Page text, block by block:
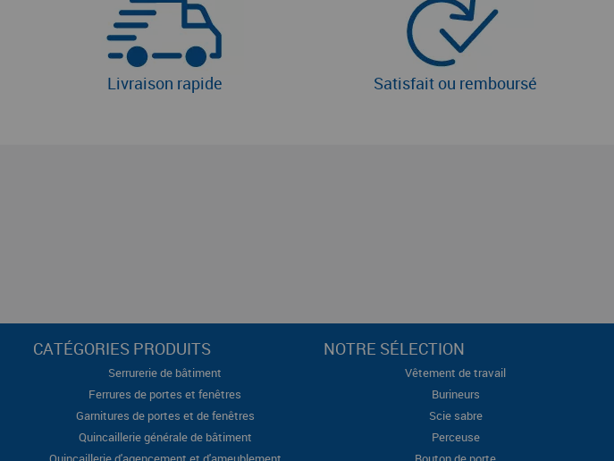
Livraison rapide Satisfait ou remboursé
CATÉGORIES PRODUITS
Serrurerie de bâtiment
Ferrures de portes et fenêtres
Garnitures de portes et de fenêtres
Quincaillerie générale de bâtiment
NOTRE SÉLECTION
Vêtement de travail
Burineurs
Scie sabre
Perceuse